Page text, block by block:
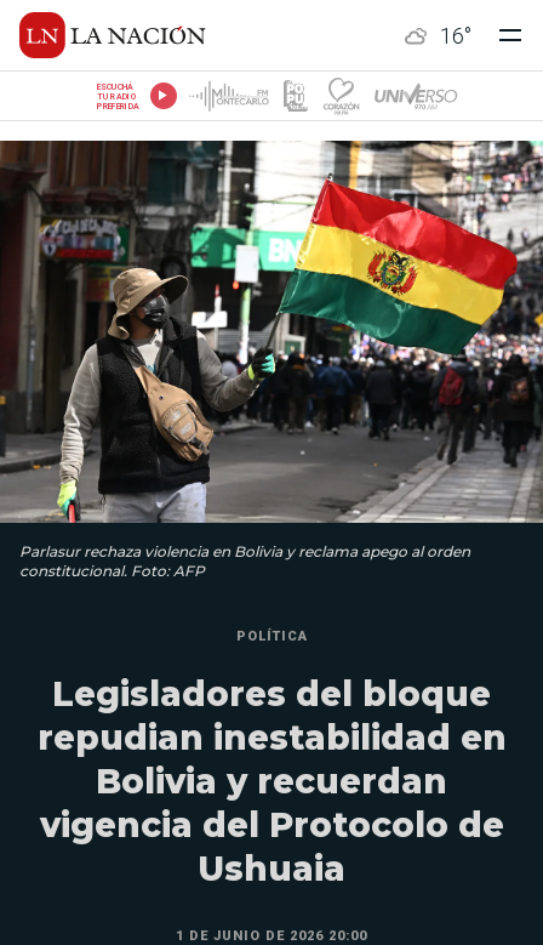
16°
ESCUCHÁ
TU RADIO
PREFERIDA
Parlasur rechaza violencia en Bolivia y reclama apego al orden
constitucional. Foto: AFP
POLÍTICA
Legisladores del bloque
repudian inestabilidad en
Bolivia y recuerdan
vigencia del Protocolo de
Ushuaia
1 DE JUNIO DE 2026 20:00